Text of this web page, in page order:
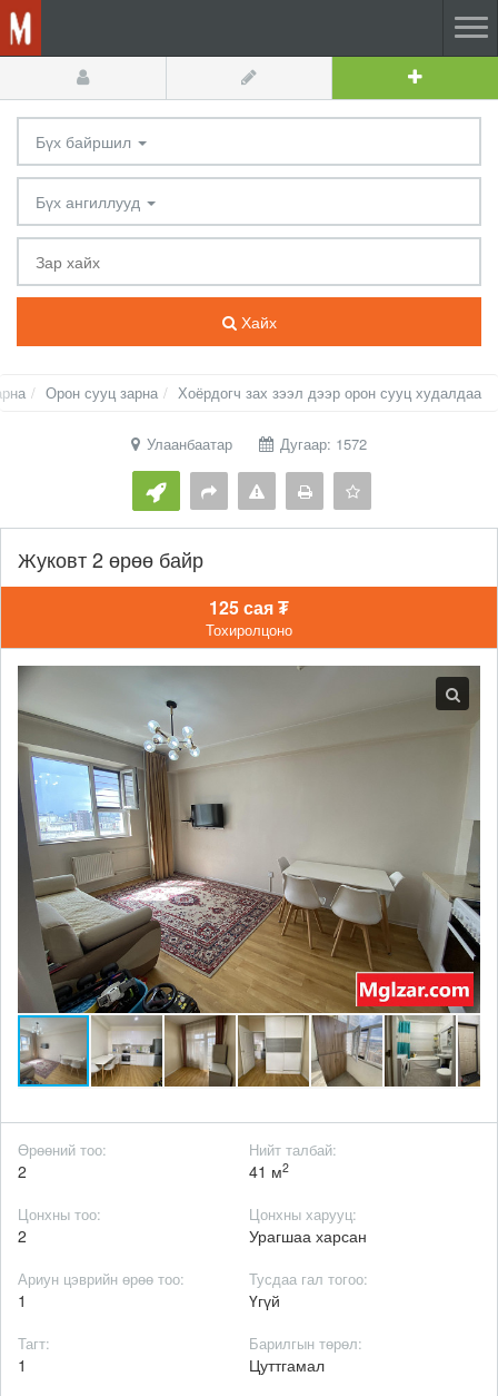
Бүх байршил
Бүх ангиллууд
Хайх
Орон сууц зарна Хоёрдогч зах зээл дээр орон сууц худалдаа
Улаанбаатар Дугаар: 1572
Жуковт 2 өрөө байр
125 сая ₮
Тохиролцоно
Өрөөний тоо:
2
Нийт талбай:
41 м2
Цонхны тоо:
2
Цонхны харууц:
Урагшаа харсан
Ариун цэврийн өрөө тоо:
1
Тусдаа гал тогоо:
Үгүй
Тагт:
1
Барилгын төрөл:
Цуттгамал